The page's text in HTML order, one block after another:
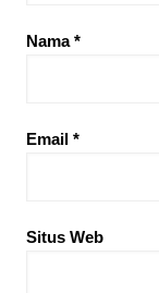
Nama*
Email *
Situs Web